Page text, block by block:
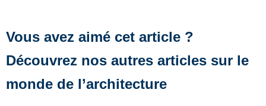
Vous avez aimé cet article ?
Découvrez nos autres articles sur le
monde de l’architecture